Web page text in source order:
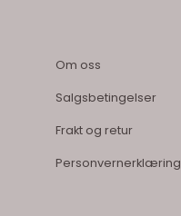
Om oss
Salgsbetingelser
Frakt og retur
Personvernerklæring